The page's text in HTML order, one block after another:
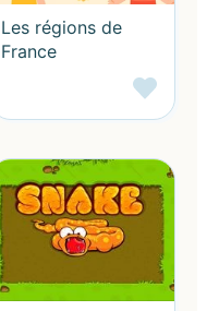
Les régions de
France